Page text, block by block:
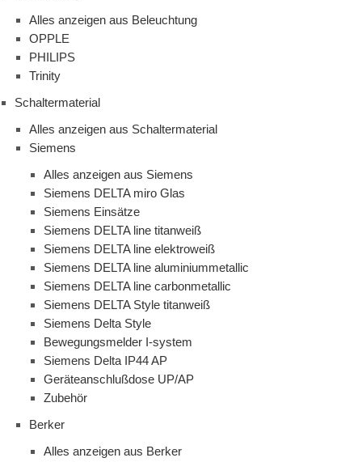
Alles anzeigen aus Beleuchtung
OPPLE
PHILIPS
Trinity
Schaltermaterial
Alles anzeigen aus Schaltermaterial
Siemens
Alles anzeigen aus Siemens
Siemens DELTA miro Glas
Siemens Einsätze
Siemens DELTA line titanweiß
Siemens DELTA line elektroweiß
Siemens DELTA line aluminiummetallic
Siemens DELTA line carbonmetallic
Siemens DELTA Style titanweiß
Siemens Delta Style
Bewegungsmelder I-system
Siemens Delta IP44 AP
Geräteanschlußdose UP/AP
Zubehör
Berker
Alles anzeigen aus Berker